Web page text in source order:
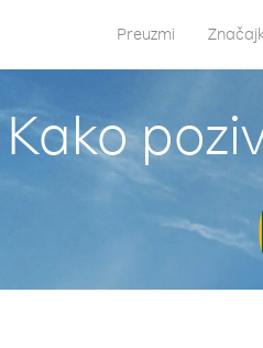
Preuzmi
Kako